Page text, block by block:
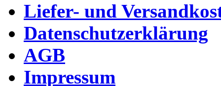
Liefer- und
Datenschutzerklärung
AGB
Impressum